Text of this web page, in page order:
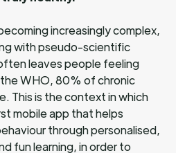
increasingly complex,
with pseudo-scientific
leaves people feeling
WHO, 80% of chronic
This is the context in which
mobile app that helps
through personalised,
fun learning, in order to